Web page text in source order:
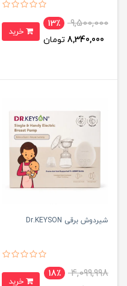
9,500,000
13٪
8,340,000 تومان
شیردوش برقی Dr.KEYSON
4,099,998
18٪